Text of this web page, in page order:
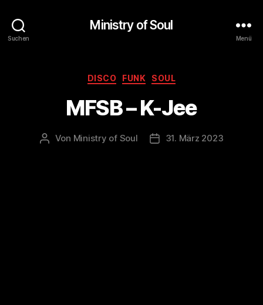
Suchen
Ministry of Soul
Menü
Kategorien
DISCO FUNK SOUL
MFSB – K-Jee
Beitragsautor
Von Ministry of Soul Veröffentlichungsdatum
31. März 2023